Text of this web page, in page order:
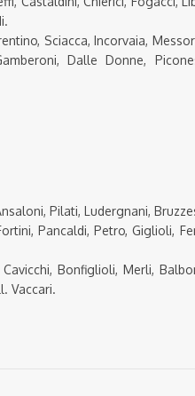
Sciacca, Incorvaia,
Dalle Donne,
Pilati, Ludergnani,
Pancaldi, Petro, Giglioli,
Bonfiglioli, Merli,
Vaccari.